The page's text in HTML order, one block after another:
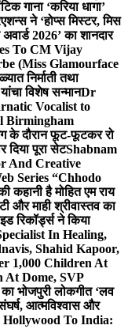
गाना ‘करिया धागा’
ने ‘होप्स मिस्टर, मिस
2026’ का शानदार
To CM Vijay
(Miss Glamourface
निर्माती तथा
विशेष सन्मानDr
Vocalist to
Birmingham
के दौरान फूट-फूटकर रो
दिया पूरा सेटShabnam
And Creative
Series “Chhodo
कहानी है मोहित एम राय
और माही श्रीवास्तव का
रिकॉर्ड्स ने किया
In Healing,
Shahid Kapoor,
1,000 Children At
At Dome, SVP
का भोजपुरी लोकगीत ‘लव
आत्मविश्वास और
Hollywood To India: